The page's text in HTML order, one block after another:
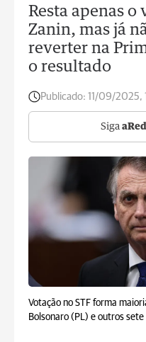
Resta apenas o
Zanin, mas já
reverter na
o resultado
Publicado: 11/09/2025,
Siga
Votação no STF forma
Bolsonaro (PL) e outros sete